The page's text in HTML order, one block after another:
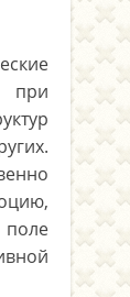
при